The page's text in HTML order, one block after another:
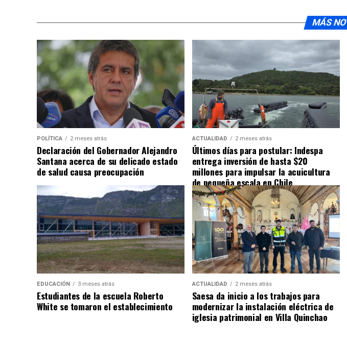
MÁS
POLÍTICA 2 meses atrás
Declaración del Gobernador Alejandro
Santana acerca de su delicado estado
de salud causa preocupación
ACTUALIDAD 2 meses atrás
Últimos días para postular: Indespa
entrega inversión de hasta $20
millones para impulsar la acuicultura
de pequeña escala en Chile
EDUCACIÓN 3 meses atrás
Estudiantes de la escuela Roberto
White se tomaron el establecimiento
ACTUALIDAD 2 meses atrás
Saesa da inicio a los trabajos para
modernizar la instalación eléctrica de
iglesia patrimonial en Villa Quinchao